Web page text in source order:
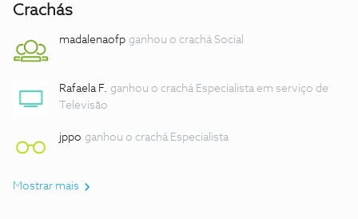
Crachás
madalenaofp ganhou o crachá Social
Rafaela F. ganhou o crachá Especialista em serviço de
Televisão
jppo ganhou o crachá Especialista
Mostrar mais